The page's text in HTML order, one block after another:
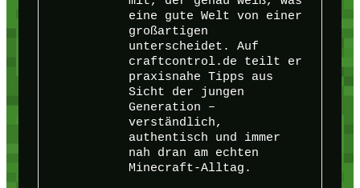
eine gute Welt von einer
großartigen
unterscheidet. Auf
craftcontrol.de teilt er
praxisnahe Tipps aus
Sicht der jungen
Generation –
verständlich,
authentisch und immer
nah dran am echten
Minecraft-Alltag.